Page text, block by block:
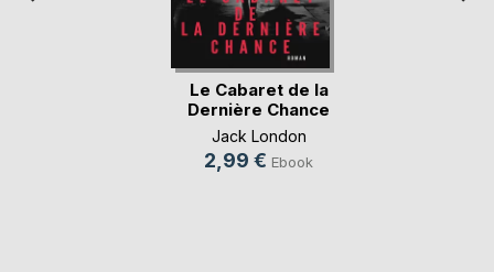
Le Cabaret de la
Dernière Chance
Jack London
2,99 € Ebook